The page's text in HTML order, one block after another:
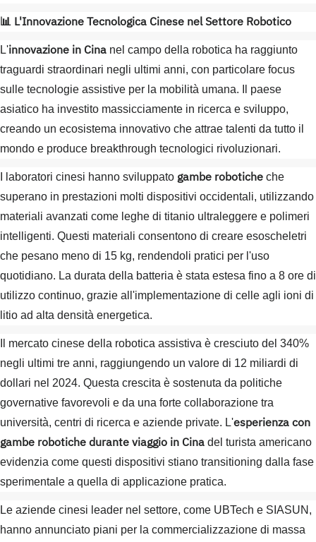
📊 L'Innovazione Tecnologica Cinese nel Settore Robotico
L'innovazione in Cina nel campo della robotica ha raggiunto
traguardi straordinari negli ultimi anni, con particolare focus
sulle tecnologie assistive per la mobilità umana. Il paese
asiatico ha investito massicciamente in ricerca e sviluppo,
creando un ecosistema innovativo che attrae talenti da tutto il
mondo e produce breakthrough tecnologici rivoluzionari.
I laboratori cinesi hanno sviluppato gambe robotiche che
superano in prestazioni molti dispositivi occidentali, utilizzando
materiali avanzati come leghe di titanio ultraleggere e polimeri
intelligenti. Questi materiali consentono di creare esoscheletri
che pesano meno di 15 kg, rendendoli pratici per l'uso
quotidiano. La durata della batteria è stata estesa fino a 8 ore di
utilizzo continuo, grazie all'implementazione di celle agli ioni di
litio ad alta densità energetica.
Il mercato cinese della robotica assistiva è cresciuto del 340%
negli ultimi tre anni, raggiungendo un valore di 12 miliardi di
dollari nel 2024. Questa crescita è sostenuta da politiche
governative favorevoli e da una forte collaborazione tra
università, centri di ricerca e aziende private. L'esperienza con
gambe robotiche durante viaggio in Cina del turista americano
evidenzia come questi dispositivi stiano transitioning dalla fase
sperimentale a quella di applicazione pratica.
Le aziende cinesi leader nel settore, come UBTech e SIASUN,
hanno annunciato piani per la commercializzazione di massa